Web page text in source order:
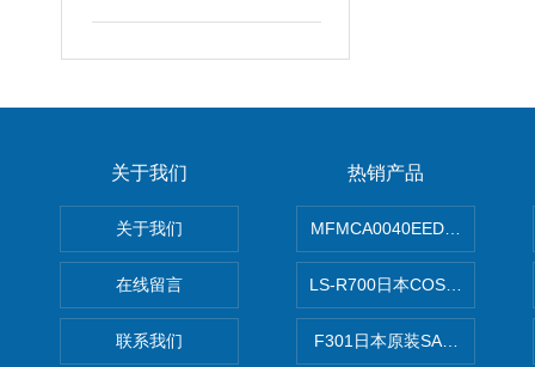
室
关于我们
关于我们
在线留言
联系我们
热销产品
MFMCA0040EED-H日本
LS-R700日本COSMO科斯莫
F301日本原装SANAI三爱旋